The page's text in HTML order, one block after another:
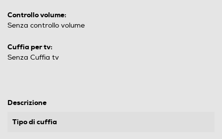
Controllo volume:
Senza controllo volume
Cuffia per tv:
Senza Cuffia tv
Descrizione
Tipo di cuffia